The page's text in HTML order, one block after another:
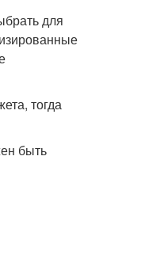
для
тогда
быть